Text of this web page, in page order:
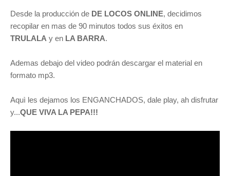
Desde la producción de DE LOCOS ONLINE, decidimos
recopilar en mas de 90 minutos todos sus éxitos en
TRULALA y en LA BARRA.
Ademas debajo del video podrán descargar el material en
formato mp3.
Aquì les dejamos los ENGANCHADOS, dale play, ah disfrutar
y...QUE VIVA LA PEPA!!!